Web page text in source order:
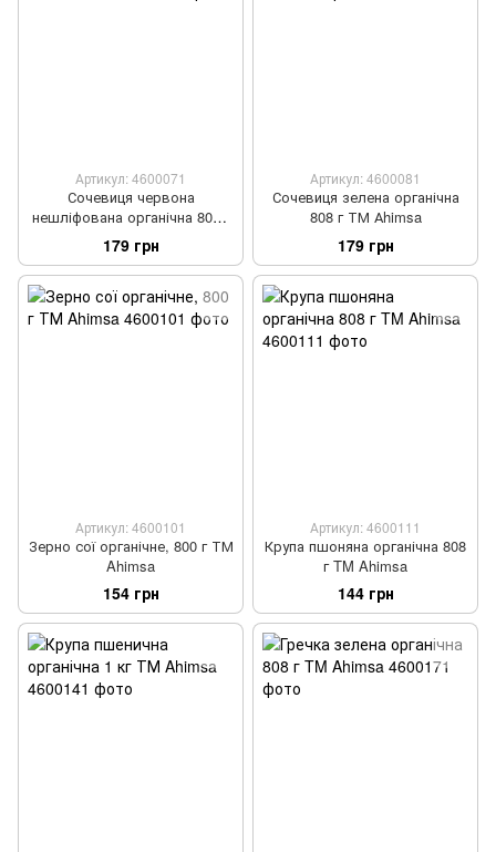
Артикул: 4600071
Сочевиця червона
нешліфована органічна 808 г
ТМ Ahimsa
179 грн
Артикул: 4600081
Сочевиця зелена органічна
808 г ТМ Аhimsa
179 грн
Артикул: 4600101
Зерно сої органічне, 800 г ТМ
Ahimsa
154 грн
Артикул: 4600111
Крупа пшоняна органічна 808
г TM Ahimsa
144 грн